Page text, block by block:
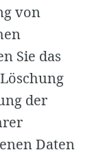
von
Sie das
der
Daten